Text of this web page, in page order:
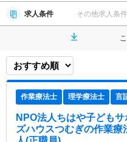
求人条件 その他求人条
作業療法士 理学療法士 言
NPO法人ちはや子ども
ズハウスつむぎの作業療